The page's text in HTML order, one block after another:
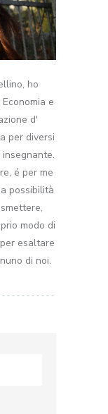
ho
e
d'
per diversi
insegnante.
é per me
possibilità
modo di
esaltare
di noi.